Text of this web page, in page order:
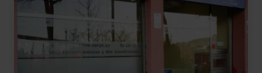
edificio
la